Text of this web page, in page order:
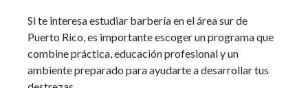
Si te interesa estudiar barbería en el área sur de
Puerto Rico, es importante escoger un programa que
combine práctica, educación profesional y un
ambiente preparado para ayudarte a desarrollar tus